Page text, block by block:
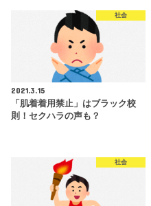
社会
2021.3.15
「肌着着用禁止」はブラック校
則！セクハラの声も？
社会